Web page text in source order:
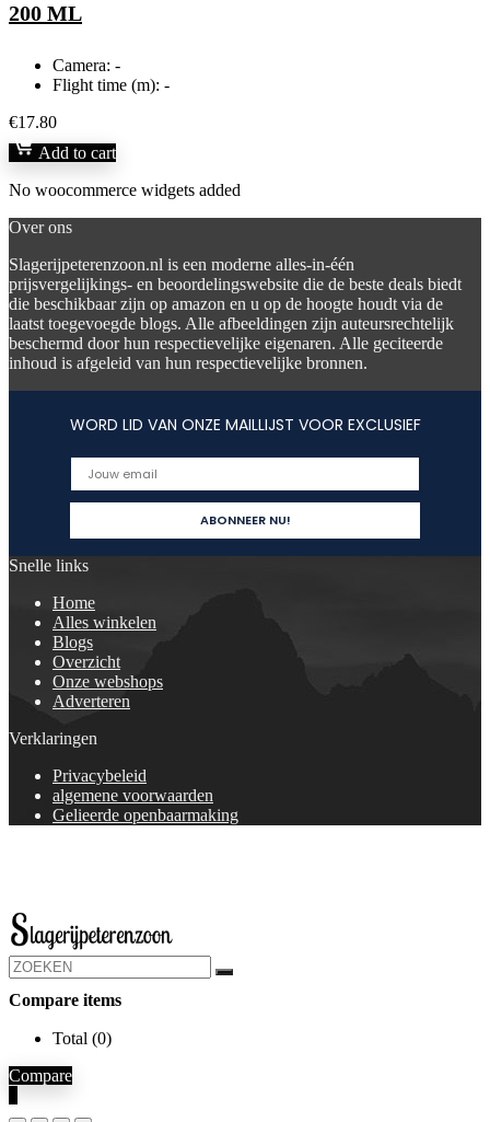
200 ML
Camera: -
Flight time (m): -
€17.80
Add to cart
No woocommerce widgets added
Over ons
Slagerijpeterenzoon.nl is een moderne alles-in-één
prijsvergelijkings- en beoordelingswebsite die de beste deals biedt
die beschikbaar zijn op amazon en u op de hoogte houdt via de
laatst toegevoegde blogs. Alle afbeeldingen zijn auteursrechtelijk
beschermd door hun respectievelijke eigenaren. Alle geciteerde
inhoud is afgeleid van hun respectievelijke bronnen.
WORD LID VAN ONZE MAILLIJST VOOR EXCLUSIEF
Snelle links
Home
Alles winkelen
Blogs
Overzicht
Onze webshops
Adverteren
Verklaringen
Privacybeleid
algemene voorwaarden
Gelieerde openbaarmaking
Compare items
Total (0)
Compare